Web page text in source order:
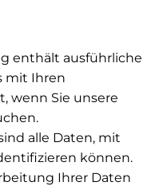
enthält ausführliche
mit Ihren
wenn Sie unsere
alle Daten, mit
können.
Ihrer Daten